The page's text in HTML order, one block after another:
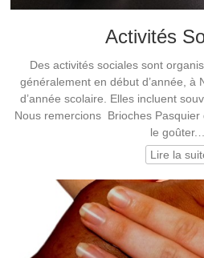
Activités
Des activités sociales sont
généralement en début d’année, à
d’année scolaire. Elles incluent
Nous remercions Brioches
le
Lire la